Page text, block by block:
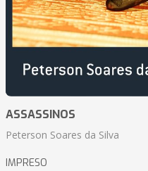
ASSASSINOS
Peterson Soares da Silva
IMPRESO